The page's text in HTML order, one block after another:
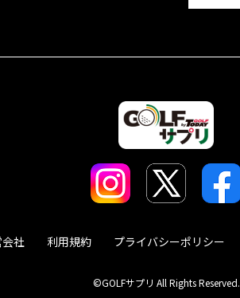
社 利用規約 プライバシーポリシー
©GOLFサプリ All Rights Reserved.